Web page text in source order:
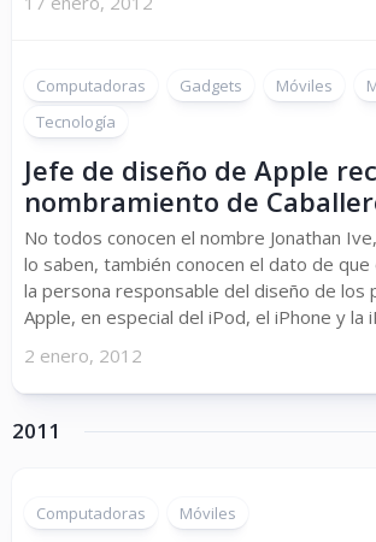
Computadoras Gadgets Móviles
Tecnología
Jefe de diseño de Apple
nombramiento de
No todos conocen el nombre Jonathan
lo saben, también conocen el dato de
la persona responsable del diseño de los
Apple, en especial del iPod, el iPhone y la
2 enero, 2012
2011
Computadoras Móviles